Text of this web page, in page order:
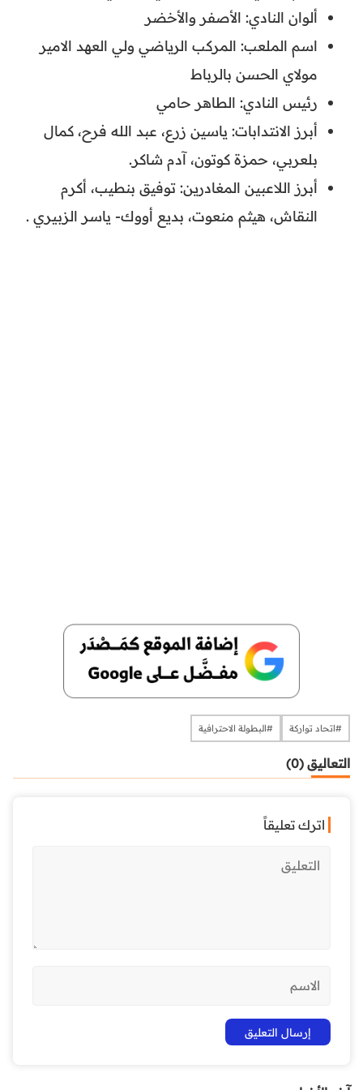
ألوان النادي: الأصفر والأخضر
اسم الملعب: المركب الرياضي ولي العهد الامير
مولاي الحسن بالرباط
رئيس النادي: الطاهر حامي
أبرز الانتدابات: ياسين زرع، عبد الله فرح، كمال
بلعربي، حمزة كوتون، آدم شاكر.
أبرز اللاعبين المغادرين: توفيق بنطيب، أكرم
النقاش، هيثم منعوت، بديع أووك- ياسر الزبيري .
#اتحاد تواركة #البطولة الاحترافية
التعاليق (0)
اترك تعليقاً